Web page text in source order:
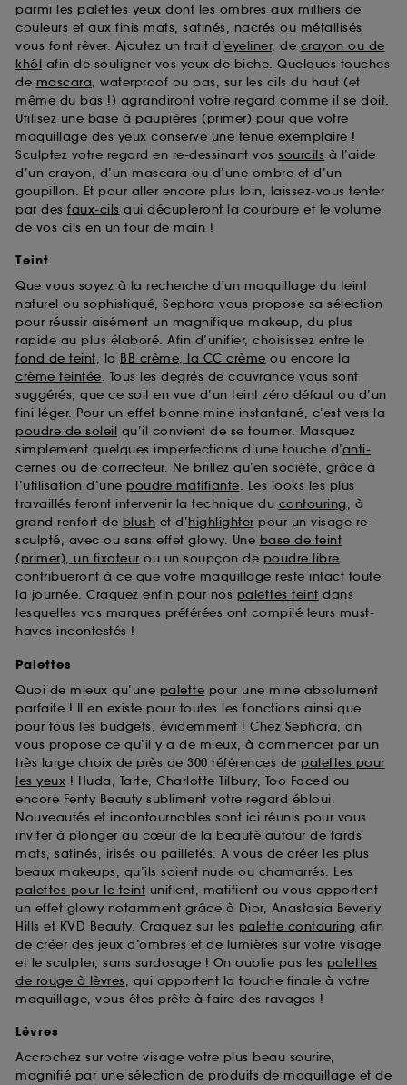
parmi les palettes yeux dont les ombres aux milliers de
couleurs et aux finis mats, satinés, nacrés ou métallisés
vous font rêver. Ajoutez un trait d’eyeliner, de crayon ou de
khôl afin de souligner vos yeux de biche. Quelques touches
de mascara, waterproof ou pas, sur les cils du haut (et
même du bas !) agrandiront votre regard comme il se doit.
Utilisez une base à paupières (primer) pour que votre
maquillage des yeux conserve une tenue exemplaire !
Sculptez votre regard en re-dessinant vos sourcils à l’aide
d’un crayon, d’un mascara ou d’une ombre et d’un
goupillon. Et pour aller encore plus loin, laissez-vous tenter
par des faux-cils qui décupleront la courbure et le volume
de vos cils en un tour de main !
Teint
Que vous soyez à la recherche d'un maquillage du teint
naturel ou sophistiqué, Sephora vous propose sa sélection
pour réussir aisément un magnifique makeup, du plus
rapide au plus élaboré. Afin d’unifier, choisissez entre le
fond de teint, la BB crème, la CC crème ou encore la
crème teintée. Tous les degrés de couvrance vous sont
suggérés, que ce soit en vue d’un teint zéro défaut ou d’un
fini léger. Pour un effet bonne mine instantané, c’est vers la
poudre de soleil qu’il convient de se tourner. Masquez
simplement quelques imperfections d’une touche d’anti-
cernes ou de correcteur. Ne brillez qu’en société, grâce à
l’utilisation d’une poudre matifiante. Les looks les plus
travaillés feront intervenir la technique du contouring, à
grand renfort de blush et d’highlighter pour un visage re-
sculpté, avec ou sans effet glowy. Une base de teint
(primer), un fixateur ou un soupçon de poudre libre
contribueront à ce que votre maquillage reste intact toute
la journée. Craquez enfin pour nos palettes teint dans
lesquelles vos marques préférées ont compilé leurs must-
haves incontestés !
Palettes
Quoi de mieux qu’une palette pour une mine absolument
parfaite ! Il en existe pour toutes les fonctions ainsi que
pour tous les budgets, évidemment ! Chez Sephora, on
vous propose ce qu’il y a de mieux, à commencer par un
très large choix de près de 300 références de palettes pour
les yeux ! Huda, Tarte, Charlotte Tilbury, Too Faced ou
encore Fenty Beauty subliment votre regard ébloui.
Nouveautés et incontournables sont ici réunis pour vous
inviter à plonger au cœur de la beauté autour de fards
mats, satinés, irisés ou pailletés. A vous de créer les plus
beaux makeups, qu’ils soient nude ou chamarrés. Les
palettes pour le teint unifient, matifient ou vous apportent
un effet glowy notamment grâce à Dior, Anastasia Beverly
Hills et KVD Beauty. Craquez sur les palette contouring afin
de créer des jeux d’ombres et de lumières sur votre visage
et le sculpter, sans surdosage ! On oublie pas les palettes
de rouge à lèvres, qui apportent la touche finale à votre
maquillage, vous êtes prête à faire des ravages !
Lèvres
Accrochez sur votre visage votre plus beau sourire,
magnifié par une sélection de produits de maquillage et de